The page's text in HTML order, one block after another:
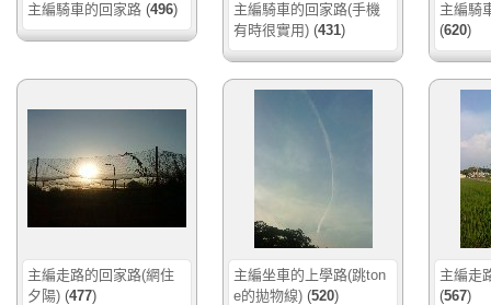
主編騎車的回家路 (496)
主編騎車的回家路(手機
有時很實用) (431)
主編騎
(620)
主編走路的回家路(網住
夕陽) (477)
主編坐車的上學路(跳ton
e的拋物線) (520)
主編走
(567)